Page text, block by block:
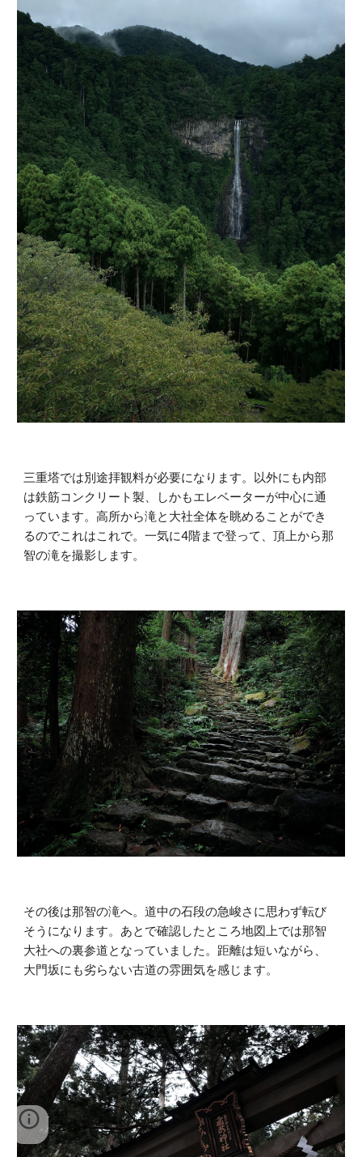
三重塔では別途拝観料が必要になります。以外にも内部
は鉄筋コンクリート製、しかもエレベーターが中心に通
っています。高所から滝と大社全体を眺めることができ
るのでこれはこれで。一気に4階まで登って、頂上から那
智の滝を撮影します。
その後は那智の滝へ。道中の石段の急峻さに思わず転び
そうになります。あとで確認したところ地図上では那智
大社への裏参道となっていました。距離は短いながら、
大門坂にも劣らない古道の雰囲気を感じます。